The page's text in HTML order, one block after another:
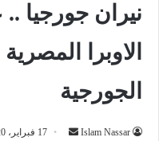
نيران جورجيا
الاوبرا
الجورجية
Islam Nassar
أرسل 17 فبراير، 2020